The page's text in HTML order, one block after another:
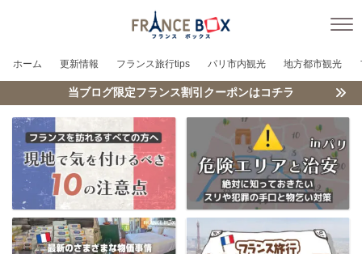
ホーム 更新情報 フランス旅行tips パリ市内観光 地方都市観光
当ブログ限定フランス割引クーポンはコチラ